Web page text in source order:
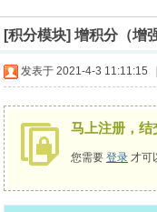
[积分模块] 增积分（增
发表于 2021-4-3 11:11:15
马上注册，结
您需要 登录 才可